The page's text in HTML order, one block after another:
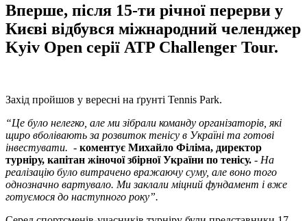
Вперше, після 15-ти річної перерви у
Києві відбувся міжнародний челенджер
Kyiv Open серії ATP Challenger Tour.
Захід пройшов у вересні на ґрунті Tennis Park.
“Це було нелегко, але ми зібрали команду організаторів, які
щиро вболівають за розвиток тенісу в Україні та готові
інвестувати. - коментує Михайло Філіма, директор
турніру, капітан жіночої збірної України по тенісу. - На
реалізацію було витрачено вражаючу суму, але воно того
однозначно вартувало. Ми заклали міцний фундамент і вже
готуємося до наступного року”.